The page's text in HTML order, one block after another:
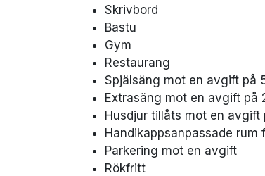
Skrivbord
Bastu
Gym
Restaurang
Spjälsäng mot en avgift på
Extrasäng mot en avgift på
Husdjur tillåts mot en
Handikappsanpassade rum
Parkering mot en avgift
Rökfritt